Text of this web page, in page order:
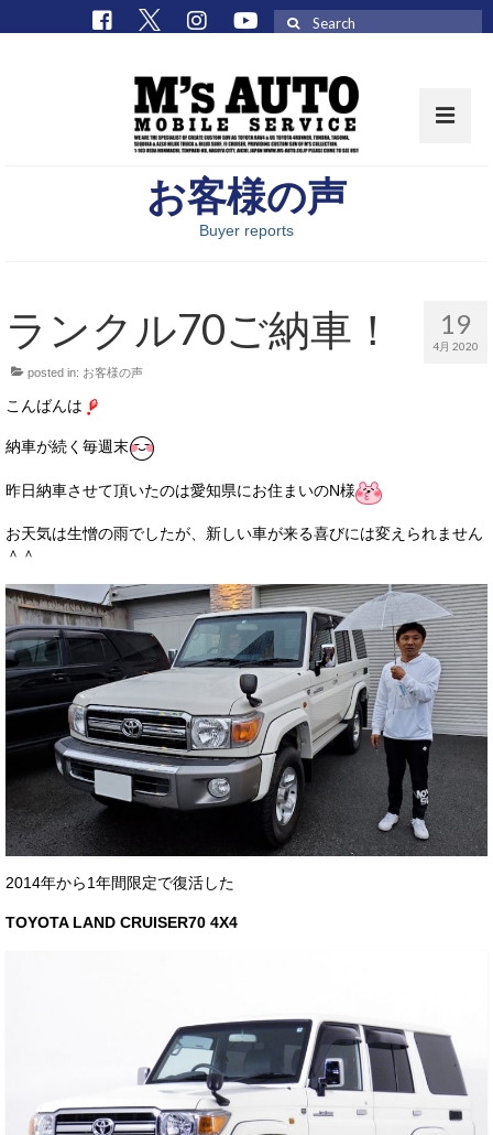
取扱車種一覧
M’sCollectionパーツ一覧
エムズオート
店舗情報
店舗情報
会社概要
トップメッセージ
スタッフ紹介
ブログ
イベント
ニュース
メールフォーム
お客様の声
Buyer reports
19
4月 2020
ランクル70ご納車！
posted in: お客様の声
こんばんは
納車が続く毎週末
昨日納車させて頂いたのは愛知県にお住まいのN様
お天気は生憎の雨でしたが、新しい車が来る喜びには変えられません
＾＾
2014年から1年間限定で復活した
TOYOTA LAND CRUISER70 4X4